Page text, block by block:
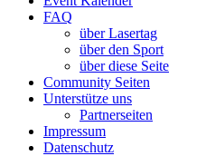
FAQ
über Lasertag
über den Sport
über diese Seite
Community Seiten
Unterstütze uns
Partnerseiten
Impressum
Datenschutz